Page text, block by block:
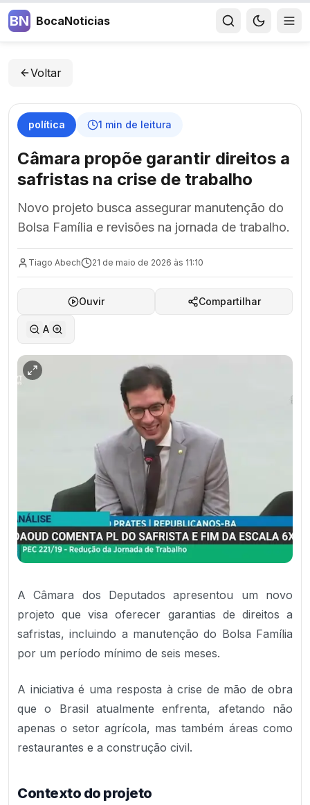
BN BocaNoticias
Voltar
política 1 min de leitura
Câmara propõe garantir direitos a
safristas na crise de trabalho
Novo projeto busca assegurar manutenção do
Bolsa Família e revisões na jornada de trabalho.
Tiago Abech 21 de maio de 2026 às 11:10
Ouvir Compartilhar
A
A Câmara dos Deputados apresentou um novo
projeto que visa oferecer garantias de direitos a
safristas, incluindo a manutenção do Bolsa Família
por um período mínimo de seis meses.
A iniciativa é uma resposta à crise de mão de obra
que o Brasil atualmente enfrenta, afetando não
apenas o setor agrícola, mas também áreas como
restaurantes e a construção civil.
Contexto do projeto